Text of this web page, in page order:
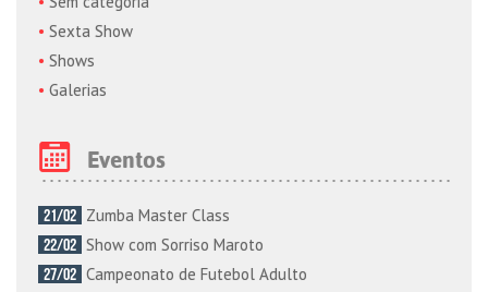
Sexta Show
Shows
Galerias
Eventos
21/02 Zumba Master Class
22/02 Show com Sorriso Maroto
27/02 Campeonato de Futebol Adulto